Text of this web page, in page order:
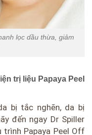
lọc dầu thừa, giảm
trị liệu Papaya Peel
bị tắc nghẽn, da bị
đến ngay Dr Spiller
Papaya Peel Off